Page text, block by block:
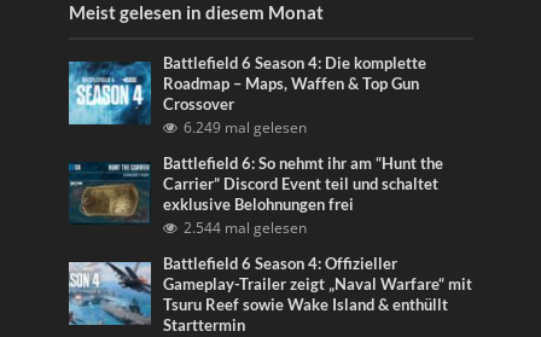
Meist gelesen in diesem Monat
Battlefield 6 Season 4: Die komplette
Roadmap – Maps, Waffen & Top Gun
Crossover
6.249 mal gelesen
Battlefield 6: So nehmt ihr am “Hunt the
Carrier” Discord Event teil und schaltet
exklusive Belohnungen frei
2.544 mal gelesen
Battlefield 6 Season 4: Offizieller
Gameplay-Trailer zeigt „Naval Warfare“ mit
Tsuru Reef sowie Wake Island & enthüllt
Starttermin